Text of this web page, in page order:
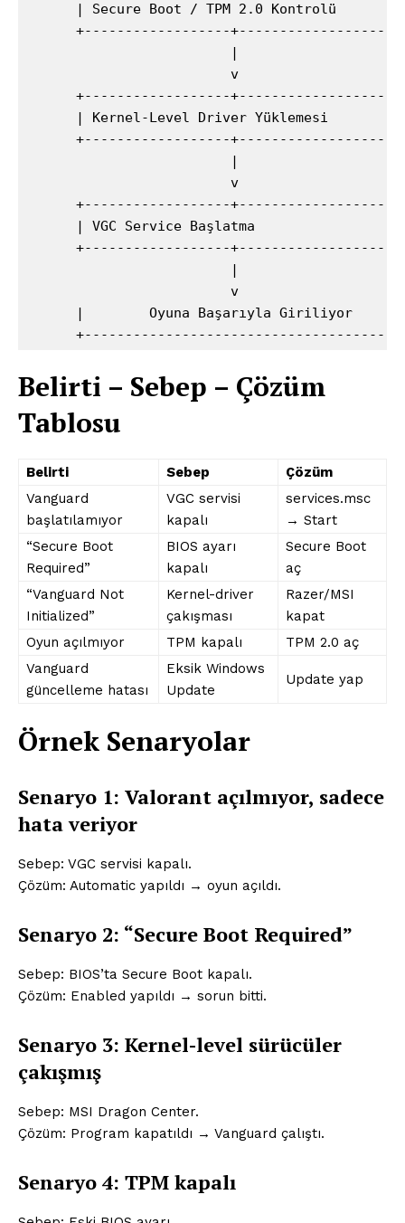
| Secure Boot / TPM 2.0 Kontrolü
+------------------+--------------------
                         |
                         v
+------------------+--------------------
| Kernel-Level Driver Yüklemesi
+------------------+--------------------
                         |
                         v
+------------------+--------------------
| VGC Service Başlatma
+------------------+--------------------
                         |
                         v
|        Oyuna Başarıyla Giriliyor
Belirti – Sebep – Çözüm
Tablosu
Belirti Sebep
Çözüm
Vanguard
başlatılamıyor
VGC servisi
kapalı
services.msc
→ Start
“Secure Boot
Required”
BIOS ayarı
kapalı
Secure Boot
aç
“Vanguard Not
Initialized”
Kernel-driver
çakışması
Razer/MSI
kapat
Oyun açılmıyor
TPM kapalı
TPM 2.0 aç
Vanguard
güncelleme hatası
Eksik Windows
Update
Update yap
Örnek Senaryolar
Senaryo 1: Valorant açılmıyor, sadece
hata veriyor
Sebep: VGC servisi kapalı.
Çözüm: Automatic yapıldı → oyun açıldı.
Senaryo 2: “Secure Boot Required”
Sebep: BIOS’ta Secure Boot kapalı.
Çözüm: Enabled yapıldı → sorun bitti.
Senaryo 3: Kernel-level sürücüler
çakışmış
Sebep: MSI Dragon Center.
Çözüm: Program kapatıldı → Vanguard çalıştı.
Senaryo 4: TPM kapalı